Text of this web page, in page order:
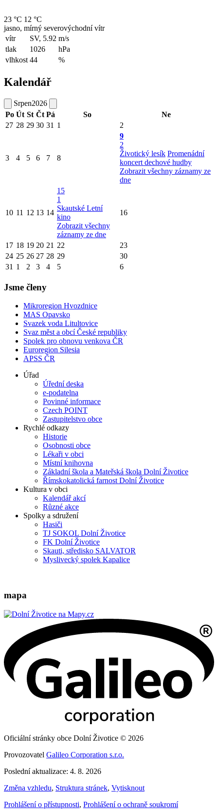
23 °C 12 °C
jasno, mírný severovýchodní vítr
vítr
SV, 5.92 m/s
tlak
1026
hPa
vlhkost 44 %
Kalendář
Srpen2026
Po Út St Čt Pá So
Ne
27 28 29 30 31 1 2
3 4 5 6 7 8
9
2
Životický lesík Promenádní
koncert dechové hudby
Zobrazit všechny záznamy ze
dne
10 11 12 13 14
15
1
Skautské Letní
kino
Zobrazit všechny
záznamy ze dne
16
17 18 19 20 21 22
23
24 25 26 27 28 29
30
31 1 2 3 4 5 6
Jsme členy
Mikroregion Hvozdnice
MAS Opavsko
Svazek voda Litultovice
Svaz měst a obcí České republiky
Spolek pro obnovu venkova ČR
Euroregion Silesia
APSS ČR
Úřad
Úřední deska
e-podatelna
Povinné informace
Czech POINT
Zastupitelstvo obce
Rychlé odkazy
Historie
Osobnosti obce
Lékaři v obci
Místní knihovna
Základní škola a Mateřská škola Dolní Životice
Římskokatolická farnost Dolní Životice
Kultura v obci
Kalendář akcí
Různé akce
Spolky a sdružení
Hasiči
TJ SOKOL Dolní Životice
FK Dolní Životice
Skauti, středisko SALVATOR
Myslivecký spolek Kapalice
mapa
Oficiální stránky obce Dolní Životice © 2026
Provozovatel Galileo Corporation s.r.o.
Poslední aktualizace: 4. 8. 2026
Změna vzhledu, Struktura stránek, Vytisknout
Prohlášení o přístupnosti, Prohlášení o ochraně soukromí